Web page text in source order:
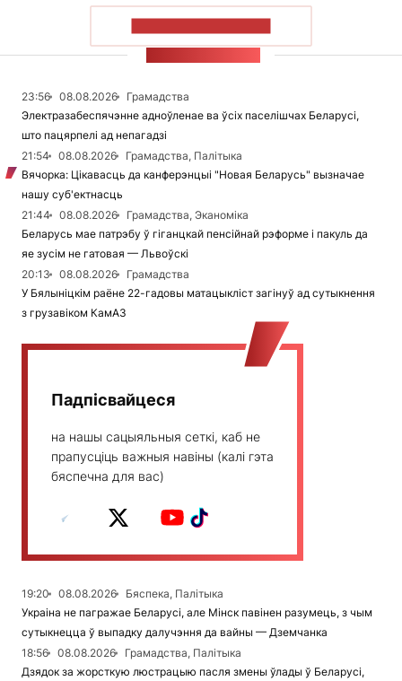
23:56 08.08.2026
Грамадства
Электразабеспячэнне адноўленае ва ўсіх паселішчах Беларусі,
што пацярпелі ад непагадзі
21:54
08.08.2026
Грамадства, Палітыка
Вячорка: Цікавасць да канферэнцыі "Новая Беларусь" вызначае
нашу суб'ектнасць
21:44
08.08.2026
Грамадства, Эканоміка
Беларусь мае патрэбу ў гіганцкай пенсійнай рэформе і пакуль да
яе зусім не гатовая — Львоўскі
20:13
08.08.2026
Грамадства
У Бялыніцкім раёне 22-гадовы матацыкліст загінуў ад сутыкнення
з грузавіком КамАЗ
Падпісвайцеся
на нашы сацыяльныя сеткі, каб не
прапусціць важныя навіны (калі гэта
бяспечна для вас)
19:20 08.08.2026
Бяспека, Палітыка
Украіна не пагражае Беларусі, але Мінск павінен разумець, з чым
сутыкнецца ў выпадку далучэння да вайны — Дземчанка
18:56
08.08.2026
Грамадства, Палітыка
Дзядок за жорсткую люстрацыю пасля змены ўлады ў Беларусі,